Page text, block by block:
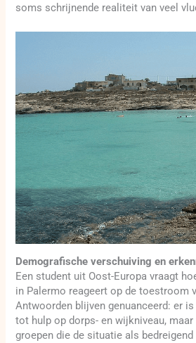
soms schrijnende realiteit van veel
Demografische verschuiving en
Een student uit Oost-Europa vraagt
in Palermo reageert op de toestroom
Antwoorden blijven genuanceerd: er
tot hulp op dorps- en wijkniveau,
groepen die de situatie als